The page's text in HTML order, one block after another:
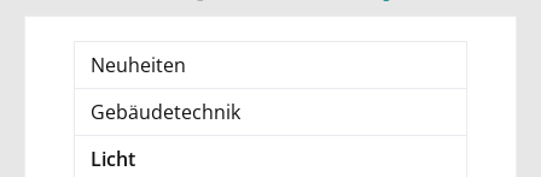
Neuheiten
Gebäudetechnik
Licht